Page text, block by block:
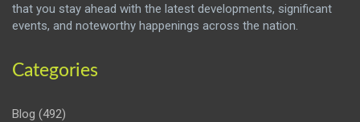
that you stay ahead with the latest developments, significant
events, and noteworthy happenings across the nation.
Categories
Blog (492)